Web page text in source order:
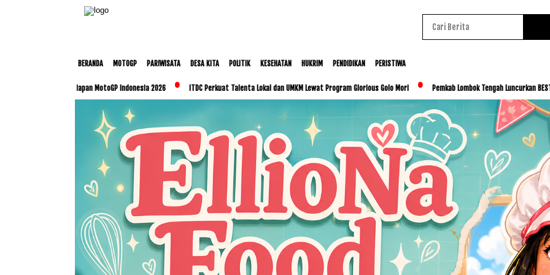
BERANDA MOTOGP PARIWISATA DESA KITA POLITIK KESEHATAN HUKRIM PENDIDIKAN PERISTIWA
MotoGP Indonesia 2026 ITDC Perkuat Talenta Lokal dan UMKM Lewat Program Glorious Golo Mori Pemkab Lombok Tengah Luncurkan BESTI, Libatkan